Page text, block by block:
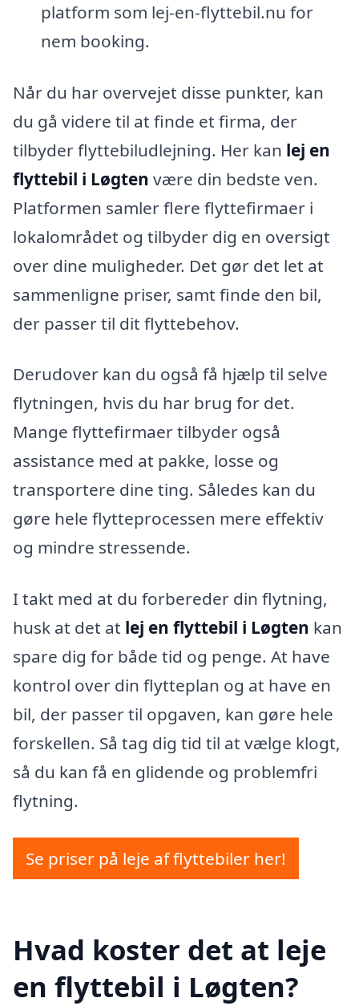
platform som lej-en-flyttebil.nu for
nem booking.
Når du har overvejet disse punkter, kan
du gå videre til at finde et firma, der
tilbyder flyttebiludlejning. Her kan lej en
flyttebil i Løgten være din bedste ven.
Platformen samler flere flyttefirmaer i
lokalområdet og tilbyder dig en oversigt
over dine muligheder. Det gør det let at
sammenligne priser, samt finde den bil,
der passer til dit flyttebehov.
Derudover kan du også få hjælp til selve
flytningen, hvis du har brug for det.
Mange flyttefirmaer tilbyder også
assistance med at pakke, losse og
transportere dine ting. Således kan du
gøre hele flytteprocessen mere effektiv
og mindre stressende.
I takt med at du forbereder din flytning,
husk at det at lej en flyttebil i Løgten kan
spare dig for både tid og penge. At have
kontrol over din flytteplan og at have en
bil, der passer til opgaven, kan gøre hele
forskellen. Så tag dig tid til at vælge klogt,
så du kan få en glidende og problemfri
flytning.
Se priser på leje af flyttebiler her!
Hvad koster det at leje
en flyttebil i Løgten?